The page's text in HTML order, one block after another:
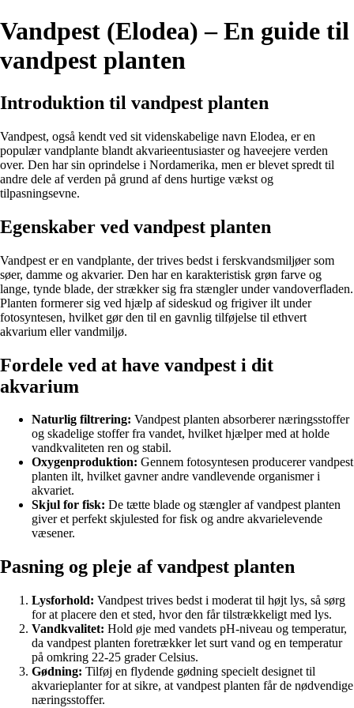
Vandpest (Elodea) – En guide til
vandpest planten
Introduktion til vandpest planten
Vandpest, også kendt ved sit videnskabelige navn Elodea, er en
populær vandplante blandt akvarieentusiaster og haveejere verden
over. Den har sin oprindelse i Nordamerika, men er blevet spredt til
andre dele af verden på grund af dens hurtige vækst og
tilpasningsevne.
Egenskaber ved vandpest planten
Vandpest er en vandplante, der trives bedst i ferskvandsmiljøer som
søer, damme og akvarier. Den har en karakteristisk grøn farve og
lange, tynde blade, der strækker sig fra stængler under vandoverfladen.
Planten formerer sig ved hjælp af sideskud og frigiver ilt under
fotosyntesen, hvilket gør den til en gavnlig tilføjelse til ethvert
akvarium eller vandmiljø.
Fordele ved at have vandpest i dit
akvarium
Naturlig filtrering: Vandpest planten absorberer næringsstoffer
og skadelige stoffer fra vandet, hvilket hjælper med at holde
vandkvaliteten ren og stabil.
Oxygenproduktion: Gennem fotosyntesen producerer vandpest
planten ilt, hvilket gavner andre vandlevende organismer i
akvariet.
Skjul for fisk: De tætte blade og stængler af vandpest planten
giver et perfekt skjulested for fisk og andre akvarielevende
væsener.
Pasning og pleje af vandpest planten
Lysforhold: Vandpest trives bedst i moderat til højt lys, så sørg
for at placere den et sted, hvor den får tilstrækkeligt med lys.
Vandkvalitet: Hold øje med vandets pH-niveau og temperatur,
da vandpest planten foretrækker let surt vand og en temperatur
på omkring 22-25 grader Celsius.
Gødning: Tilføj en flydende gødning specielt designet til
akvarieplanter for at sikre, at vandpest planten får de nødvendige
næringsstoffer.